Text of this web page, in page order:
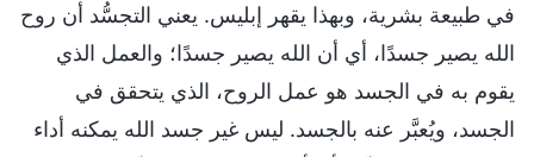
في طبيعة بشرية، وبهذا يقهر إبليس. يعني التجسُّد أن روح
الله يصير جسدًا، أي أن الله يصير جسدًا؛ والعمل الذي
يقوم به في الجسد هو عمل الروح، الذي يتحقق في
الجسد، ويُعبَّر عنه بالجسد. ليس غير جسد الله يمكنه أداء